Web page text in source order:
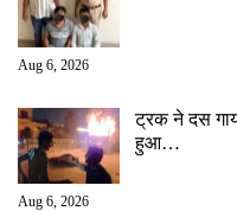
Aug 6, 2026
ट्रक ने दस
हुआ…
Aug 6, 2026